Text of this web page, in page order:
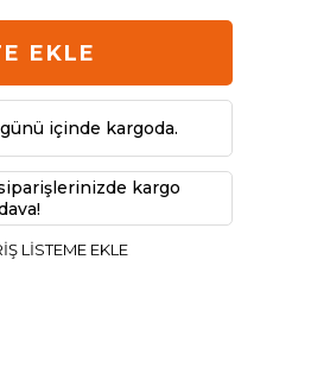
EKLE
içinde kargoda.
kargo
LISTEME EKLE